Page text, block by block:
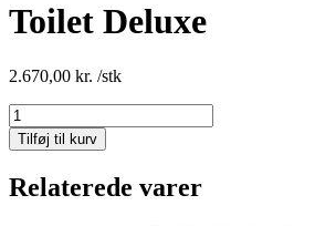
Toilet Deluxe
2.670,00 kr. /stk
Toilet
Deluxe
antal
Tilføj til kurv
Relaterede varer